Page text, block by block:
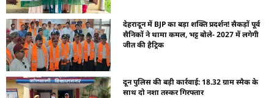
देहरादून में BJP का बड़ा शक्ति प्रदर्शन! सैकड़ों पूर्व
सैनिकों ने थामा कमल, भट्ट बोले- 2027 में लगेगी
जीत की हैट्रिक
दून पुलिस की बड़ी कार्रवाई: 18.32 ग्राम स्मैक के
साथ दो नशा तस्कर गिरफ्तार